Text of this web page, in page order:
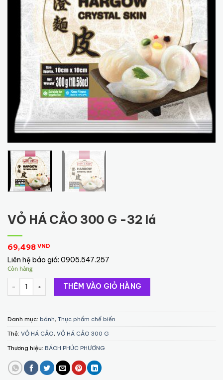
VỎ HÁ CẢO 300 G -32 lá
69,498 VND
Liên hệ báo giá: 0905.547.257
Còn hàng
VỎ HÁ CẢO 300 G -32 lá số lượng
THÊM VÀO GIỎ HÀNG
Danh mục: bánh, Thực phẩm chế biến
Thẻ: VỎ HÁ CẢO, VỎ HÁ CẢO 300 G
Thương hiệu: BÁCH PHÚC PHƯƠNG